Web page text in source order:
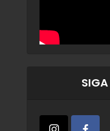
SIGA